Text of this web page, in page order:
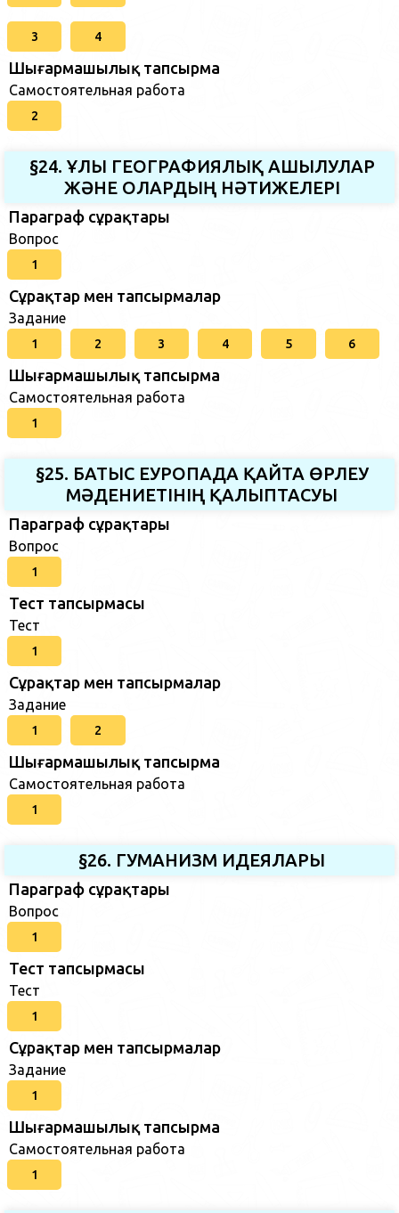
3 4
Шығармашылық тапсырма
Самостоятельная работа
2
§24. ҰЛЫ ГЕОГРАФИЯЛЫҚ АШЫЛУЛАР
ЖӘНЕ ОЛАРДЫҢ НӘТИЖЕЛЕРІ
Параграф сұрақтары
Вопрос
1
Сұрақтар мен тапсырмалар
Задание
1 2 3 4 5 6
Шығармашылық тапсырма
Самостоятельная работа
1
§25. БАТЫС ЕУРОПАДА ҚАЙТА ӨРЛЕУ
МӘДЕНИЕТІНІҢ ҚАЛЫПТАСУЫ
Параграф сұрақтары
Вопрос
1
Тест тапсырмасы
Тест
1
Сұрақтар мен тапсырмалар
Задание
1 2
Шығармашылық тапсырма
Самостоятельная работа
1
§26. ГУМАНИЗМ ИДЕЯЛАРЫ
Параграф сұрақтары
Вопрос
1
Тест тапсырмасы
Тест
1
Сұрақтар мен тапсырмалар
Задание
1
Шығармашылық тапсырма
Самостоятельная работа
1